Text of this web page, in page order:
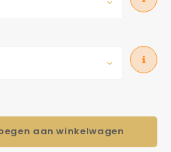
aan winkelwagen